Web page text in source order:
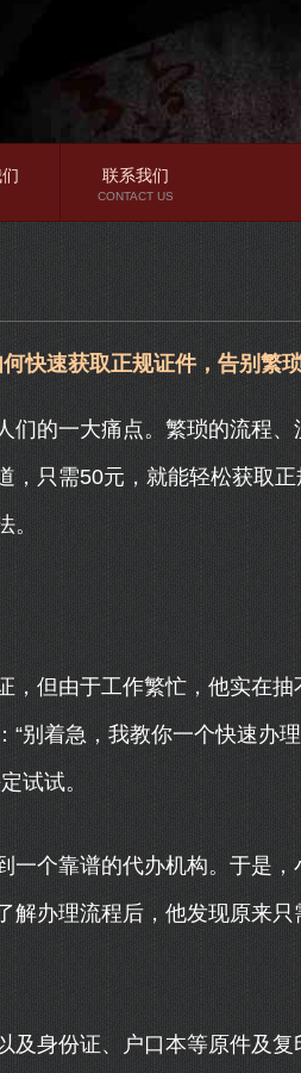
联系我们
CONTACT US
快速获取正规证件，告别繁
们的一大痛点。繁琐的流程、
，只需50元，就能轻松获取
。
，但由于工作繁忙，他实在抽
别着急，我教你一个快速办
试试。
个靠谱的代办机构。于是，
解办理流程后，他发现原来
及身份证、户口本等原件及复